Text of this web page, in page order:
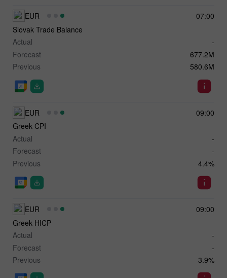
07:00
EUR
Slovak Trade Balance
Actual
-
Forecast
677.2M
Previous
580.6M
09:00
EUR
Greek CPI
Actual
-
Forecast
-
Previous
4.4%
09:00
EUR
Greek HICP
Actual
-
Forecast
-
Previous
3.9%